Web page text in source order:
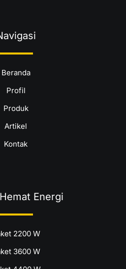
Beranda
Profil
Produk
Artikel
Kontak
Energi
2200 W
3600 W